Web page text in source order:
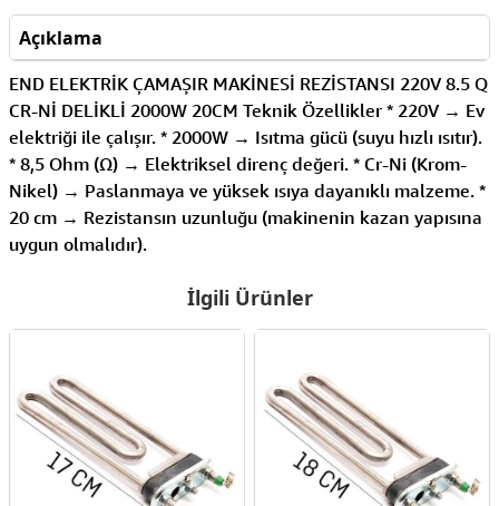
Açıklama
END ELEKTRİK ÇAMAŞIR MAKİNESİ REZİSTANSI 220V 8.5 Q
CR-Nİ DELİKLİ 2000W 20CM Teknik Özellikler * 220V → Ev
elektriği ile çalışır. * 2000W → Isıtma gücü (suyu hızlı ısıtır).
* 8,5 Ohm (Ω) → Elektriksel direnç değeri. * Cr-Ni (Krom-
Nikel) → Paslanmaya ve yüksek ısıya dayanıklı malzeme. *
20 cm → Rezistansın uzunluğu (makinenin kazan yapısına
uygun olmalıdır).
İlgili Ürünler